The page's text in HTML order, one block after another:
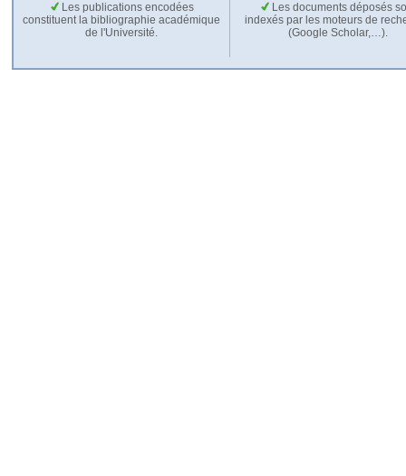
Les publications encodées
constituent la bibliographie académique
de l'Université.
Les documents déposés
indexés par les moteurs de
(Google Scholar,…).